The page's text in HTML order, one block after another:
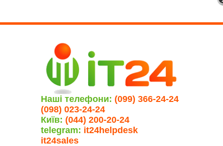
Наші телефони: (099) 366-24-24
(098) 023-24-24
Київ: (044) 200-20-24
telegram: it24helpdesk
it24sales